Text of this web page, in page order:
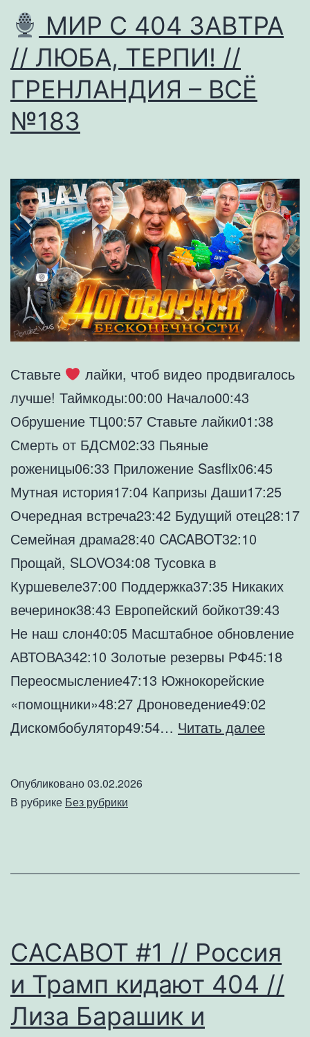
МИГРАНТЫ
№184
МИР С 404 ЗАВТРА
// ЛЮБА, ТЕРПИ! //
ГРЕНЛАНДИЯ – ВСЁ
№183
Ставьте
лайки, чтоб видео продвигалось
лучше! Таймкоды:00:00 Начало00:43
Обрушение ТЦ00:57 Ставьте лайки01:38
Смерть от БДСМ02:33 Пьяные
роженицы06:33 Приложение Sasflix06:45
Мутная история17:04 Капризы Даши17:25
Очередная встреча23:42 Будущий отец28:17
Семейная драма28:40 CACABOT32:10
Прощай, SLOVO34:08 Тусовка в
Куршевеле37:00 Поддержка37:35 Никаких
вечеринок38:43 Европейский бойкот39:43
Не наш слон40:05 Масштабное обновление
АВТОВАЗ42:10 Золотые резервы РФ45:18
Переосмысление47:13 Южнокорейские
«помощники»48:27 Дроноведение49:02
Дискомбобулятор49:54… Читать далее
–
ВСЁ
Опубликовано03.02.2026
В рубрике Без рубрики
САСАВОТ #1 // Россия
и Трамп кидают 404 //
Лиза Барашик и